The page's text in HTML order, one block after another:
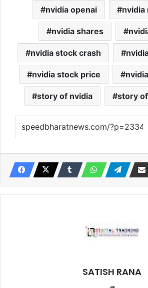
nvidia openai nvidia
nvidia shares
nvidia stock crash
nvidia stock price
story of nvidia story
SATISH RANA